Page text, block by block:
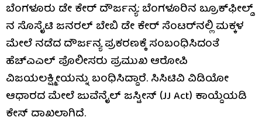
ಬೆಂಗಳೂರು ಡೇ ಕೇರ್ ದೌರ್ಜನ್ಯ: ಬೆಂಗಳೂರಿನ ಬ್ರೂಕ್​ಫೀಲ್ಡ್​​
ನ ಸೊಸೈಟಿ ಜನರಲ್ ಬೇಬಿ ಡೇ ಕೇರ್ ಸೆಂಟರ್‌ನಲ್ಲಿ ಮಕ್ಕಳ
ಮೇಲೆ ನಡೆದ ದೌರ್ಜನ್ಯ ಪ್ರಕರಣಕ್ಕೆ ಸಂಬಂಧಿಸಿದಂತೆ
ಹೆಚ್‌ಎಎಲ್ ಪೊಲೀಸರು ಪ್ರಮುಖ ಆರೋಪಿ
ವಿಜಯಲಕ್ಷ್ಮೀಯನ್ನು ಬಂಧಿಸಿದ್ದಾರೆ. ಸಿಸಿಟಿವಿ ವಿಡಿಯೋ
ಆಧಾರದ ಮೇಲೆ ಜುವೆನೈಲ್ ಜಸ್ಟೀಸ್ (JJ Act) ಕಾಯ್ದೆಯಡಿ
ಕೇಸ್ ದಾಖಲಾಗಿದೆ.